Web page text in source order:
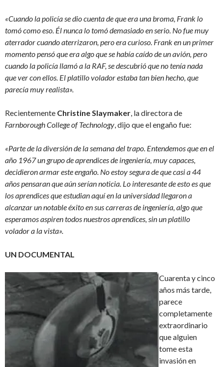
«Cuando la policía se dio cuenta de que era una broma, Frank lo
tomó como eso. Él nunca lo tomó demasiado en serio. No fue muy
aterrador cuando aterrizaron, pero era curioso. Frank en un primer
momento pensó que era algo que se había caído de un avión, pero
cuando la policía llamó a la RAF, se descubrió que no tenía nada
que ver con ellos. El platillo volador estaba tan bien hecho, que
parecía muy realista».
Recientemente Christine Slaymaker, la directora de
Farnborough College of Technology, dijo que el engaño fue:
«Parte de la diversión de la semana del trapo. Entendemos que en el
año 1967 un grupo de aprendices de ingeniería, muy capaces,
decidieron armar este engaño. No estoy segura de que casi a 44
años pensaran que aún serían noticia. Lo interesante de esto es que
los aprendices que estudian aquí en la universidad llegaron a
alcanzar un notable éxito en sus carreras de ingeniería, algo que
esperamos aspiren todos nuestros aprendices, sin un platillo
volador a la vista».
UN DOCUMENTAL
Cuarenta y cinco
años más tarde,
parece
completamente
extraordinario
que alguien
tome esta
invasión en